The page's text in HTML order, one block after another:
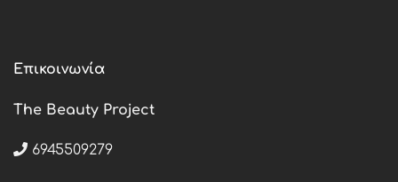
Επικοινωνία
The Beauty Project
6945509279